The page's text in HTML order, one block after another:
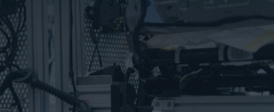
SÉCHAGE & TORRÉFACTION
Séchage & Torréfaction